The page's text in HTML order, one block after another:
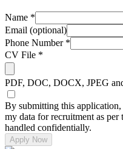
Name *
Email (optional)
Phone Number *
CV File *
PDF, DOC, DOCX, JPEG
By submitting this
my data for recruitment as
handled confidentially.
Apply Now